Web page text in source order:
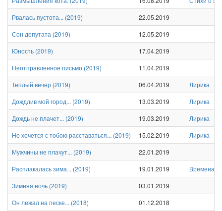
Рвалась пустота... (2019)
22.05.2019
Сон депутата (2019)
12.05.2019
Юность (2019)
17.04.2019
Неотправленное письмо (2019)
11.04.2019
Теплый вечер (2019) 06.04.2019
Лирика
Дождлив мой город... (2019) 13.03.2019
Лирика
Дождь не плачет... (2019) 19.03.2019
Лирика
Не хочется с тобою расставаться... (2019) 15.02.2019
Лирика
Мужчины не плачут... (2019)
22.01.2019
Расплакалась зима... (2019) 19.01.2019
Времена
Зимняя ночь (2019)
03.01.2019
Он лежал на песке... (2018)
01.12.2018